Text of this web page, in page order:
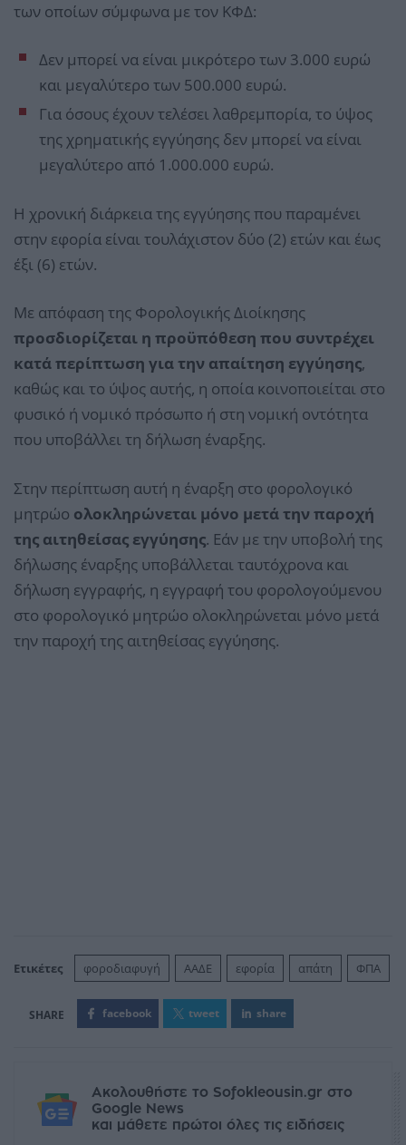
των οποίων σύμφωνα με τον ΚΦΔ:
Δεν μπορεί να είναι μικρότερο των 3.000 ευρώ
και μεγαλύτερο των 500.000 ευρώ.
Για όσους έχουν τελέσει λαθρεμπορία, το ύψος
της χρηματικής εγγύησης δεν μπορεί να είναι
μεγαλύτερο από 1.000.000 ευρώ.
Η χρονική διάρκεια της εγγύησης που παραμένει
στην εφορία είναι τουλάχιστον δύο (2) ετών και έως
έξι (6) ετών.
Με απόφαση της Φορολογικής Διοίκησης
προσδιορίζεται η προϋπόθεση που συντρέχει
κατά περίπτωση για την απαίτηση εγγύησης,
καθώς και το ύψος αυτής, η οποία κοινοποιείται στο
φυσικό ή νομικό πρόσωπο ή στη νομική οντότητα
που υποβάλλει τη δήλωση έναρξης.
Στην περίπτωση αυτή η έναρξη στο φορολογικό
μητρώο ολοκληρώνεται μόνο μετά την παροχή
της αιτηθείσας εγγύησης. Εάν με την υποβολή της
δήλωσης έναρξης υποβάλλεται ταυτόχρονα και
δήλωση εγγραφής, η εγγραφή του φορολογούμενου
στο φορολογικό μητρώο ολοκληρώνεται μόνο μετά
την παροχή της αιτηθείσας εγγύησης.
Ετικέτες φοροδιαφυγή ΑΑΔΕ εφορία απάτη ΦΠΑ
facebook tweet share
Ακολουθήστε το Sofokleousin.gr στο
Google News
και μάθετε πρώτοι όλες τις ειδήσεις